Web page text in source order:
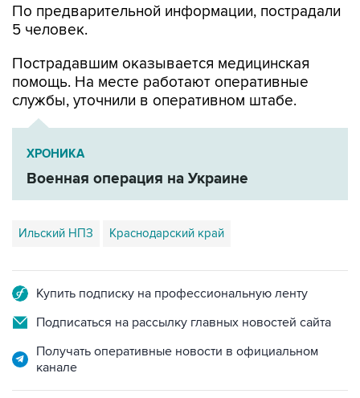
По предварительной информации, пострадали
5 человек.
Пострадавшим оказывается медицинская
помощь. На месте работают оперативные
службы, уточнили в оперативном штабе.
ХРОНИКА
Военная операция на Украине
Ильский НПЗ Краснодарский край
Купить подписку на профессиональную ленту
Подписаться на рассылку главных новостей сайта
Получать оперативные новости в официальном
канале